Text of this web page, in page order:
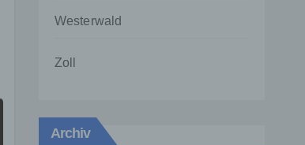
Westerwald
Zoll
Archiv